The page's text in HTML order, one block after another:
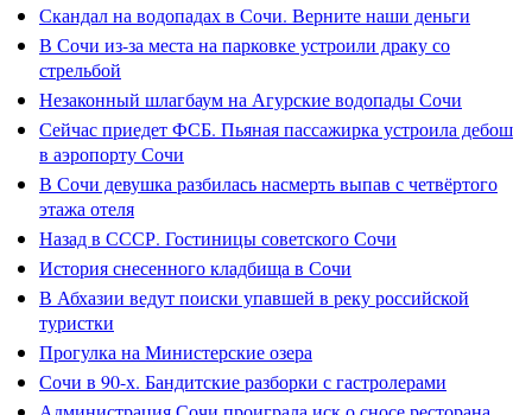
Скандал на водопадах в Сочи. Верните наши деньги
В Сочи из-за места на парковке устроили драку со
стрельбой
Незаконный шлагбаум на Агурские водопады Сочи
Сейчас приедет ФСБ. Пьяная пассажирка устроила дебош
в аэропорту Сочи
В Сочи девушка разбилась насмерть выпав с четвёртого
этажа отеля
Назад в СССР. Гостиницы советского Сочи
История снесенного кладбища в Сочи
В Абхазии ведут поиски упавшей в реку российской
туристки
Прогулка на Министерские озера
Сочи в 90-х. Бандитские разборки с гастролерами